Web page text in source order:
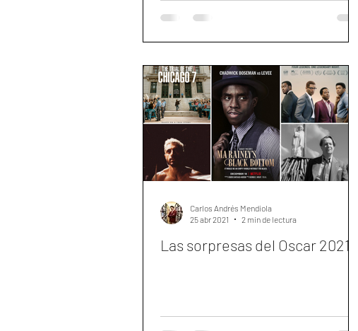
Las sorpresas del Oscar 2021
Carlos Andrés Mendiola
25 abr 2021
2 min de lectura